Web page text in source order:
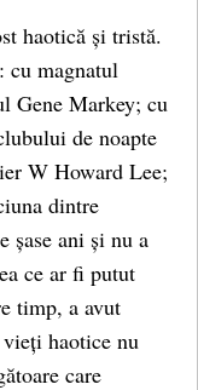
haotică și tristă.
cu magnatul
Gene Markey; cu
de noapte
W Howard Lee;
dintre
șase ani și nu a
ce ar fi putut
timp, a avut
haotice nu
care